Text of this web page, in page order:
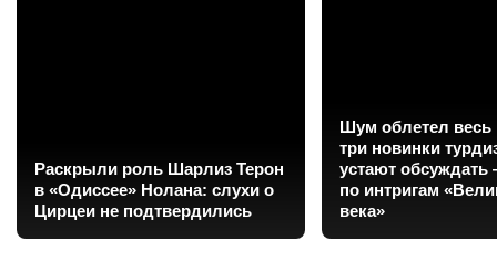
Раскрыли роль Шарлиз Терон
в «Одиссее» Нолана: слухи о
Цирцеи не подтвердились
Шум облетел весь
три новинки
устают обсуждать
по интригам
века»